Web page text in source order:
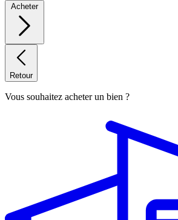
Acheter
Retour
Vous souhaitez acheter un bien ?